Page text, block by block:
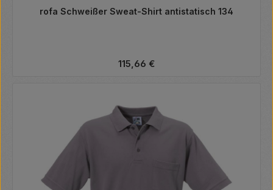
rofa Schweißer Sweat-Shirt antistatisch 134
Regulärer Preis:
115,66 €